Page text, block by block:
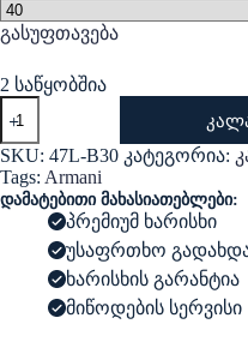
გასუფთავება
2 საწყობშია
Giorgio
Armani
Black
Sneakers
SKU: 47L-B30 კატეგორია:
Tags: Armani
დამატებითი მახასიათებლები:
პრემიუმ ხარისხი
უსაფრთხო
ხარისხის გარანტია
მიწოდების სერვისი